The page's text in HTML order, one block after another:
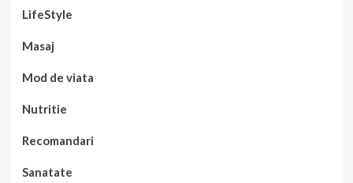
LifeStyle
Masaj
Mod de viata
Nutritie
Recomandari
Sanatate